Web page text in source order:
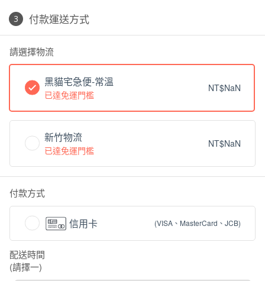
付款運送方式
請選擇物流
黑貓宅急便-常溫
已達免運門檻
NT$NaN
新竹物流
已達免運門檻
NT$NaN
付款方式
信用卡 (VISA、MasterCard、JCB)
配送時間
(請擇一)